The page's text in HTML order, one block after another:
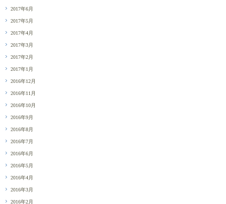
2017年6月
2017年5月
2017年4月
2017年3月
2017年2月
2017年1月
2016年12月
2016年11月
2016年10月
2016年9月
2016年8月
2016年7月
2016年6月
2016年5月
2016年4月
2016年3月
2016年2月